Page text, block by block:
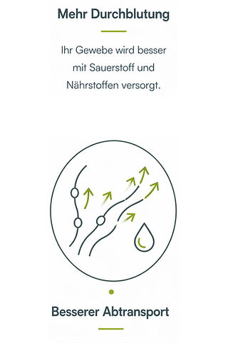
wieder aufnehmen.
Kurz gesagt: die Therapie wirkt über
Mikroextension bis auf die
zellbiologische Ebene, so dass die